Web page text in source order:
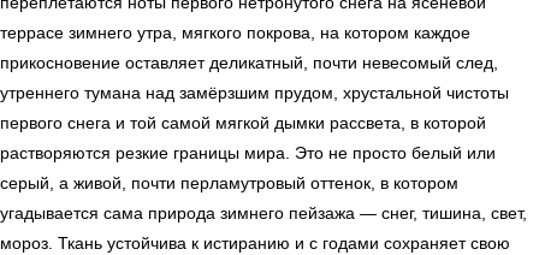
террасе зимнего утра, мягкого покрова, на котором каждое
прикосновение оставляет деликатный, почти невесомый след,
утреннего тумана над замёрзшим прудом, хрустальной чистоты
первого снега и той самой мягкой дымки рассвета, в которой
растворяются резкие границы мира. Это не просто белый или
серый, а живой, почти перламутровый оттенок, в котором
угадывается сама природа зимнего пейзажа — снег, тишина, свет,
мороз. Ткань устойчива к истиранию и с годами сохраняет свою